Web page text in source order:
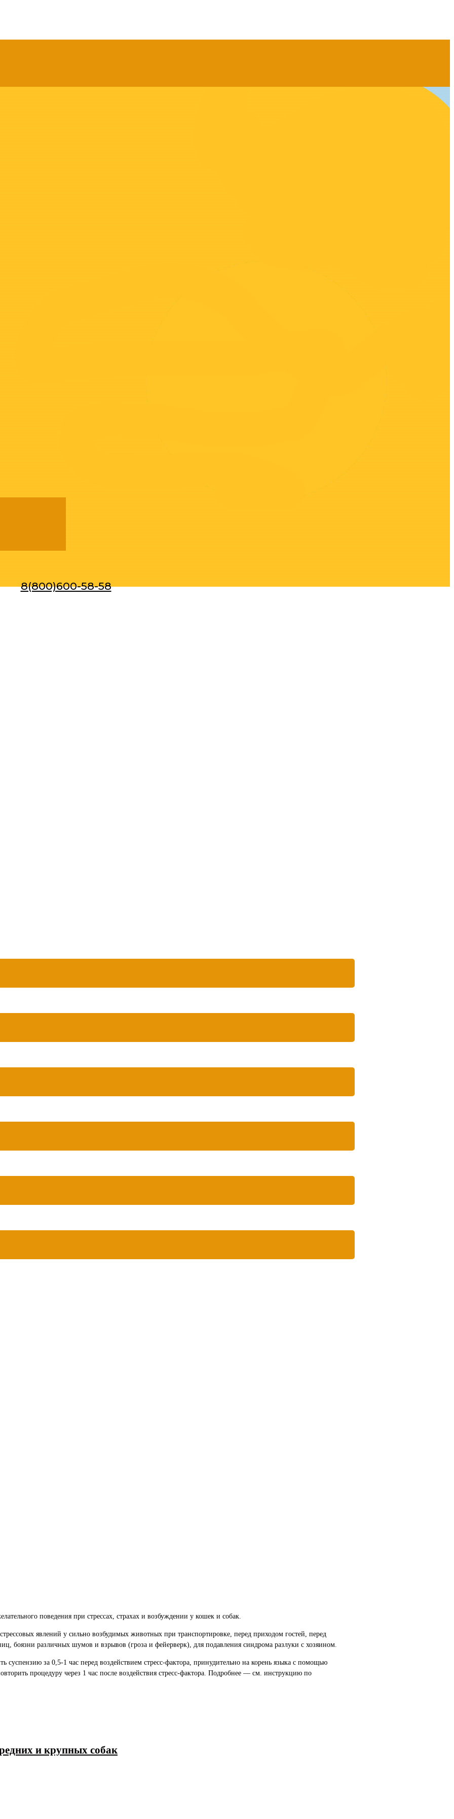
8(800)600-58-58
поведения при стрессах, страхах и возбуждении у кошек и собак.
явлений у сильно возбудимых животных при транспортировке, перед приходом гостей, перед
боязни различных шумов и взрывов (гроза и фейерверк), для подавления синдрома разлуки с хозяином.
за 0,5-1 час перед воздействием стресс-фактора, принудительно на корень языка с помощью
процедуру через 1 час после воздействия стресс-фактора. Подробнее — см. инструкцию по
и крупных собак